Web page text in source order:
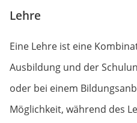
Lehre
Eine Lehre ist eine
Ausbildung und der
oder bei einem
Möglichkeit, während des